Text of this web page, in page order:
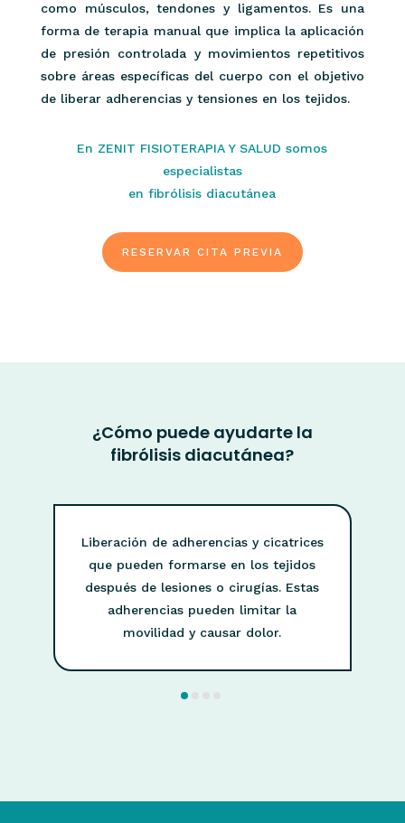
como músculos, tendones y ligamentos. Es una
forma de terapia manual que implica la aplicación
de presión controlada y movimientos repetitivos
sobre áreas específicas del cuerpo con el objetivo
de liberar adherencias y tensiones en los tejidos.
En ZENIT FISIOTERAPIA Y SALUD somos
especialistas
en fibrólisis diacutánea
RESERVAR CITA PREVIA
¿Cómo puede ayudarte la
fibrólisis diacutánea?
Liberación de adherencias y cicatrices
que pueden formarse en los tejidos
después de lesiones o cirugías. Estas
adherencias pueden limitar la
movilidad y causar dolor.